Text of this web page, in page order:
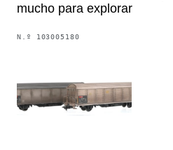
mucho para explorar
N.º 103005180